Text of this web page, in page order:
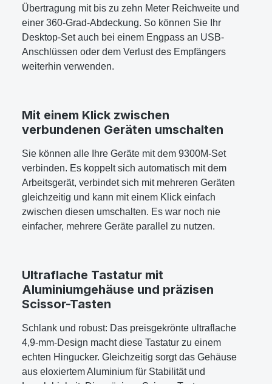
Übertragung mit bis zu zehn Meter Reichweite und
einer 360-Grad-Abdeckung. So können Sie Ihr
Desktop-Set auch bei einem Engpass an USB-
Anschlüssen oder dem Verlust des Empfängers
weiterhin verwenden.
Mit einem Klick zwischen
verbundenen Geräten umschalten
Sie können alle Ihre Geräte mit dem 9300M-Set
verbinden. Es koppelt sich automatisch mit dem
Arbeitsgerät, verbindet sich mit mehreren Geräten
gleichzeitig und kann mit einem Klick einfach
zwischen diesen umschalten. Es war noch nie
einfacher, mehrere Geräte parallel zu nutzen.
Ultraflache Tastatur mit
Aluminiumgehäuse und präzisen
Scissor-Tasten
Schlank und robust: Das preisgekrönte ultraflache
4,9-mm-Design macht diese Tastatur zu einem
echten Hingucker. Gleichzeitig sorgt das Gehäuse
aus eloxiertem Aluminium für Stabilität und